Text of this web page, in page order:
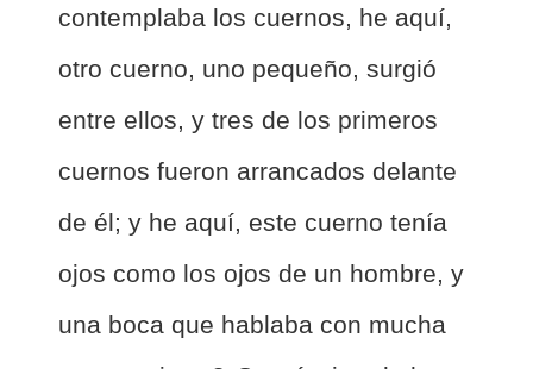
contemplaba los cuernos, he aquí,
otro cuerno, uno pequeño, surgió
entre ellos, y tres de los primeros
cuernos fueron arrancados delante
de él; y he aquí, este cuerno tenía
ojos como los ojos de un hombre, y
una boca que hablaba con mucha